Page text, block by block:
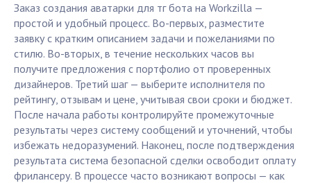
Заказ создания аватарки для тг бота на Workzilla —
простой и удобный процесс. Во-первых, разместите
заявку с кратким описанием задачи и пожеланиями по
стилю. Во-вторых, в течение нескольких часов вы
получите предложения с портфолио от проверенных
дизайнеров. Третий шаг — выберите исполнителя по
рейтингу, отзывам и цене, учитывая свои сроки и бюджет.
После начала работы контролируйте промежуточные
результаты через систему сообщений и уточнений, чтобы
избежать недоразумений. Наконец, после подтверждения
результата система безопасной сделки освободит оплату
фрилансеру. В процессе часто возникают вопросы — как